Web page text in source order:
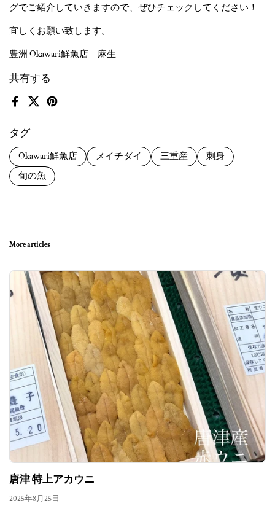
共有する
FacebookX (Twitter)
Pinterest
タグ
Okawari鮮魚店 メイチダイ 三重産
刺身
旬の魚
グでご紹介していきますので、ぜひチェックしてください！
宜しくお願い致します。
豊洲 Okawari鮮魚店 麻生
More articles
唐津 特上アカウニ
2025年8月25日